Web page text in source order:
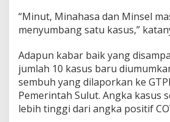
a
U
a
t
e
d
a
r
“Minut, Minahasa dan Minsel
menyumbang satu kasus,”
Adapun kabar baik yang
jumlah 10 kasus baru
sembuh yang dilaporkan ke
Pemerintah Sulut. Angka kasus
lebih tinggi dari angka positif